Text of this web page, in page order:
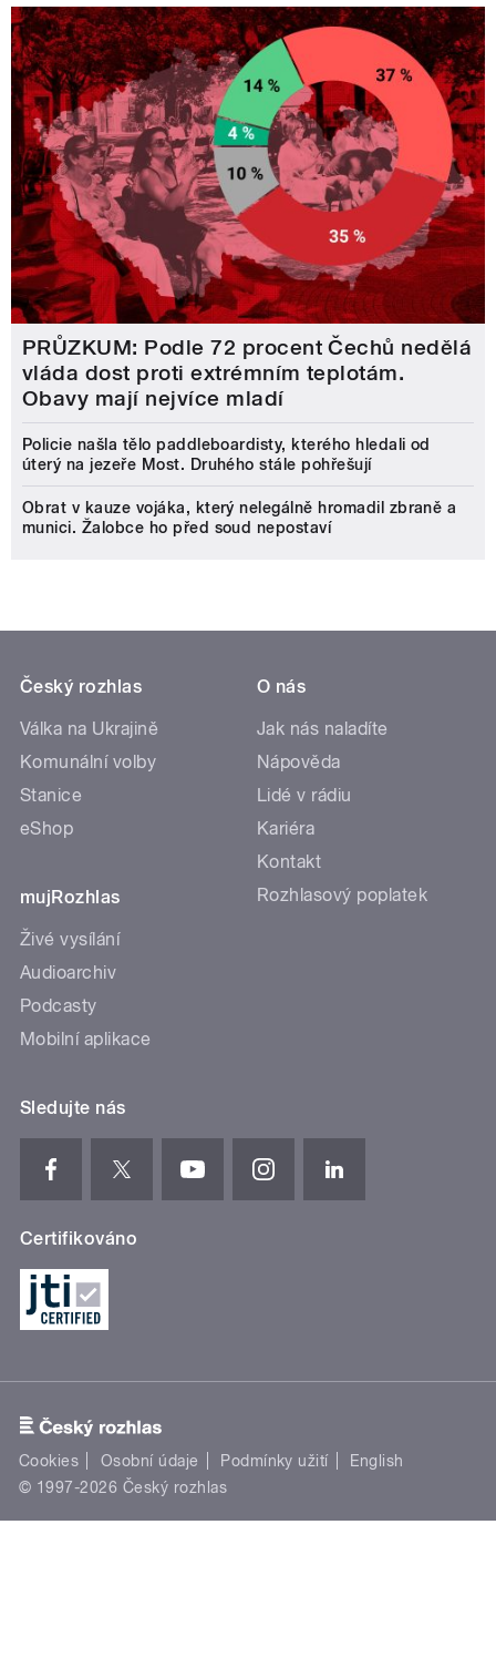
PRŮZKUM: Podle 72 procent Čechů nedělá
vláda dost proti extrémním teplotám.
Obavy mají nejvíce mladí
Policie našla tělo paddleboardisty, kterého hledali od
úterý na jezeře Most. Druhého stále pohřešují
Obrat v kauze vojáka, který nelegálně hromadil zbraně a
munici. Žalobce ho před soud nepostaví
Český rozhlas
Válka na Ukrajině
Komunální volby
Stanice
eShop
mujRozhlas
Živé vysílání
Audioarchiv
Podcasty
Mobilní aplikace
O nás
Jak nás naladíte
Nápověda
Lidé v rádiu
Kariéra
Kontakt
Rozhlasový poplatek
Sledujte nás
Certifikováno
Cookies Osobní údaje Podmínky užití
English
© 1997-2026 Český rozhlas